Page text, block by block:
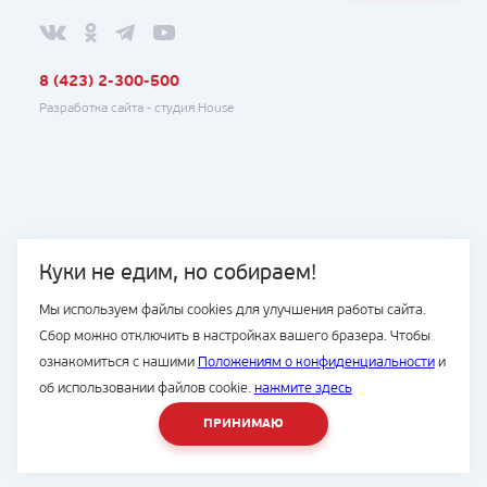
Куки не едим, но собираем!
Мы используем файлы cookies для улучшения работы сайта.
Сбор можно отключить в настройках вашего бразера. Чтобы
ознакомиться с нашими Положениям о конфиденциальностии
об использовании файлов cookie. нажмите здесь
ПРИНИМАЮ
8 (423) 2-300-500
Разработка сайта - студия House